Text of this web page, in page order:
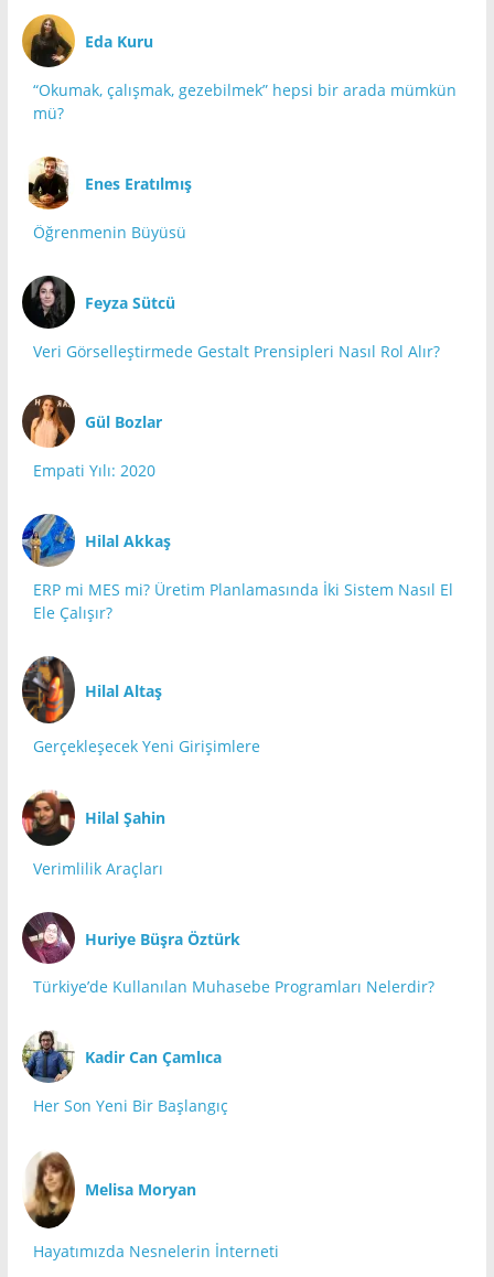
Eda Kuru
“Okumak, çalışmak, gezebilmek” hepsi bir arada mümkün
mü?
Enes Eratılmış
Öğrenmenin Büyüsü
Feyza Sütcü
Veri Görselleştirmede Gestalt Prensipleri Nasıl Rol Alır?
Gül Bozlar
Empati Yılı: 2020
Hilal Akkaş
ERP mi MES mi? Üretim Planlamasında İki Sistem Nasıl El
Ele Çalışır?
Hilal Altaş
Gerçekleşecek Yeni Girişimlere
Hilal Şahin
Verimlilik Araçları
Huriye Büşra Öztürk
Türkiye’de Kullanılan Muhasebe Programları Nelerdir?
Kadir Can Çamlıca
Her Son Yeni Bir Başlangıç
Melisa Moryan
Hayatımızda Nesnelerin İnterneti